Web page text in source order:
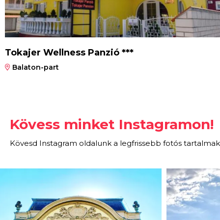
Tokajer Wellness Panzió ***
Balaton-part
Kövess minket Instagramon!
Kövesd Instagram oldalunk a legfrissebb fotós